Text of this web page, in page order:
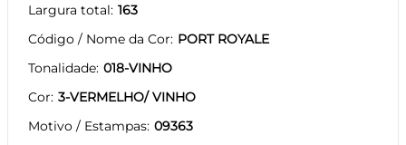
Largura total 163
Código / Nome da Cor PORT ROYALE
Tonalidade 018-VINHO
Cor 3-VERMELHO/ VINHO
Motivo / Estampas 09363